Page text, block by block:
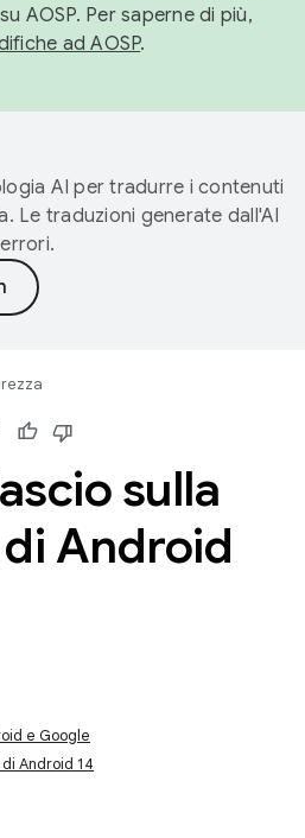
AOSP. Per saperne di più,
ad AOSP.
AI per tradurre i contenuti
Le traduzioni generate dall'AI
sulla
Android
e Google
Android 14